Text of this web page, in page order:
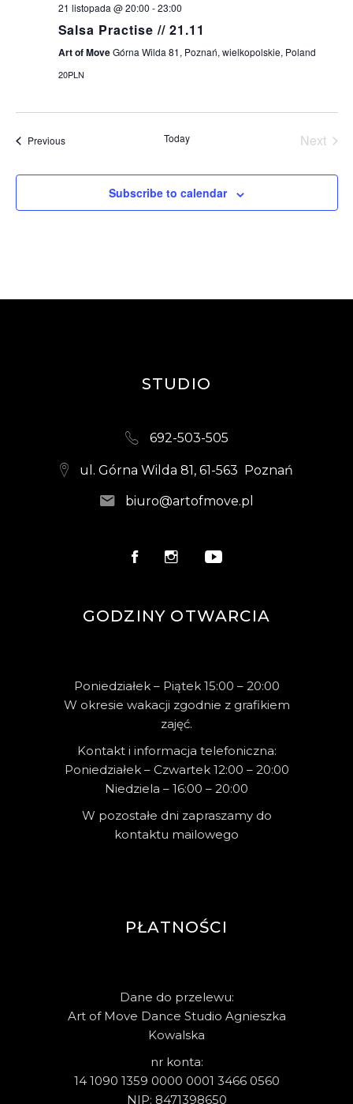
21 listopada @ 20:00 -23:00
Salsa Practise // 21.11
Art of MoveGórna Wilda 81, Poznań, wielkopolskie, Poland
20PLN
PreviousEvents Today
Next
Subscribe to calendar
STUDIO
692-503-505
ul. Górna Wilda 81, 61-563 Poznań
biuro@artofmove.pl
GODZINY OTWARCIA
Poniedziałek – Piątek 15:00 – 20:00
W okresie wakacji zgodnie z grafikiem
zajęć.
Kontakt i informacja telefoniczna:
Poniedziałek – Czwartek 12:00 – 20:00
Niedziela – 16:00 – 20:00
W pozostałe dni zapraszamy do
kontaktu mailowego
PŁATNOŚCI
Dane do przelewu:
Art of Move Dance Studio Agnieszka
Kowalska
nr konta:
14 1090 1359 0000 0001 3466 0560
NIP: 8471398650